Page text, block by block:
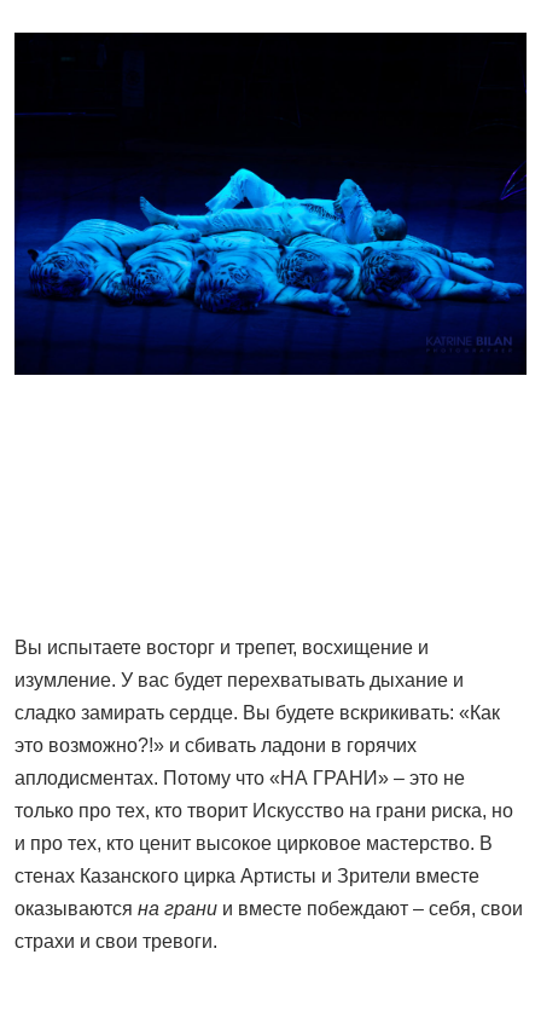
Вы испытаете восторг и трепет, восхищение и
изумление. У вас будет перехватывать дыхание и
сладко замирать сердце. Вы будете вскрикивать: «Как
это возможно?!» и сбивать ладони в горячих
аплодисментах. Потому что «НА ГРАНИ» – это не
только про тех, кто творит Искусство на грани риска, но
и про тех, кто ценит высокое цирковое мастерство. В
стенах Казанского цирка Артисты и Зрители вместе
оказываются на грани и вместе побеждают – себя, свои
страхи и свои тревоги.